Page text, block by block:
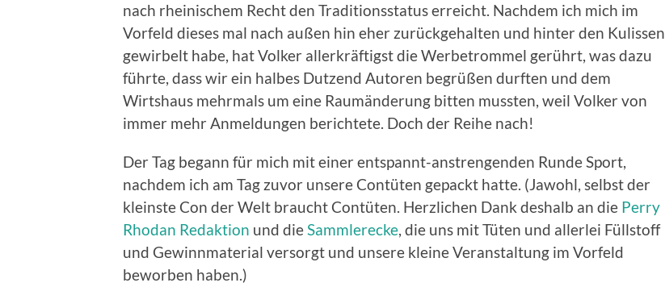
nach rheinischem Recht den Traditionsstatus erreicht. Nachdem ich mich im
Vorfeld dieses mal nach außen hin eher zurückgehalten und hinter den Kulissen
gewirbelt habe, hat Volker allerkräftigst die Werbetrommel gerührt, was dazu
führte, dass wir ein halbes Dutzend Autoren begrüßen durften und dem
Wirtshaus mehrmals um eine Raumänderung bitten mussten, weil Volker von
immer mehr Anmeldungen berichtete. Doch der Reihe nach!
Der Tag begann für mich mit einer entspannt-anstrengenden Runde Sport,
nachdem ich am Tag zuvor unsere Contüten gepackt hatte. (Jawohl, selbst der
kleinste Con der Welt braucht Contüten. Herzlichen Dank deshalb an die Perry
Rhodan Redaktion und dieSammlerecke, die uns mit Tüten und allerlei Füllstoff
und Gewinnmaterial versorgt und unsere kleine Veranstaltung im Vorfeld
beworben haben.)